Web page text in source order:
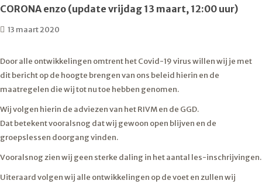
CORONA enzo (update vrijdag 13 maart, 12:00 uur)
13 maart 2020
Door alle ontwikkelingen omtrent het Covid-19 virus willen wij je met
dit bericht op de hoogte brengen van ons beleid hierin en de
maatregelen die wij tot nu toe hebben genomen.
Wij volgen hierin de adviezen van het RIVM en de GGD.
Dat betekent vooralsnog dat wij gewoon open blijven en de
groepslessen doorgang vinden.
Vooralsnog zien wij geen sterke daling in het aantal les-inschrijvingen.
Uiteraard volgen wij alle ontwikkelingen op de voet en zullen wij